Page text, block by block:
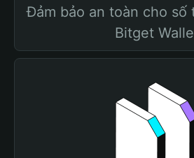
Đảm bảo an toàn cho số
Bitget